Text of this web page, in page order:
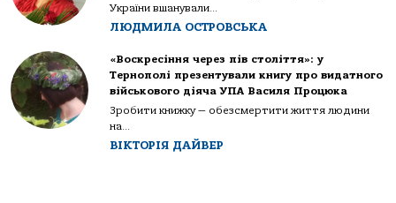
України вшанували...
ЛЮДМИЛА ОСТРОВСЬКА
«Воскресіння через пів століття»: у
Тернополі презентували книгу про видатного
військового діяча УПА Василя Процюка
Зробити книжку — обезсмертити життя людини
на...
ВІКТОРІЯ ДАЙВЕР